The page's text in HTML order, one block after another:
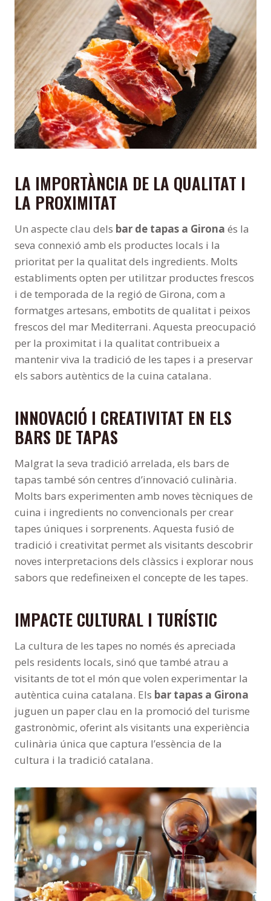
LA IMPORTÀNCIA DE LA QUALITAT I
LA PROXIMITAT
Un aspecte clau dels bar de tapas a Girona és la
seva connexió amb els productes locals i la
prioritat per la qualitat dels ingredients. Molts
establiments opten per utilitzar productes frescos
i de temporada de la regió de Girona, com a
formatges artesans, embotits de qualitat i peixos
frescos del mar Mediterrani. Aquesta preocupació
per la proximitat i la qualitat contribueix a
mantenir viva la tradició de les tapes i a preservar
els sabors autèntics de la cuina catalana.
INNOVACIÓ I CREATIVITAT EN ELS
BARS DE TAPAS
Malgrat la seva tradició arrelada, els bars de
tapas també són centres d’innovació culinària.
Molts bars experimenten amb noves tècniques de
cuina i ingredients no convencionals per crear
tapes úniques i sorprenents. Aquesta fusió de
tradició i creativitat permet als visitants descobrir
noves interpretacions dels clàssics i explorar nous
sabors que redefineixen el concepte de les tapes.
IMPACTE CULTURAL I TURÍSTIC
La cultura de les tapes no només és apreciada
pels residents locals, sinó que també atrau a
visitants de tot el món que volen experimentar la
autèntica cuina catalana. Els bar tapas a Girona
juguen un paper clau en la promoció del turisme
gastronòmic, oferint als visitants una experiència
culinària única que captura l’essència de la
cultura i la tradició catalana.